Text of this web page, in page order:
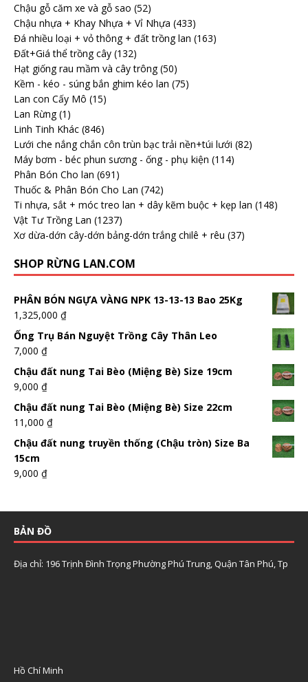
Chậu gỗ căm xe và gỗ sao (52)
Chậu nhựa + Khay Nhựa + Vỉ Nhựa (433)
Đá nhiều loại + vỏ thông + đất trồng lan (163)
Đất+Giá thể trồng cây (132)
Hạt giống rau mầm và cây trông (50)
Kềm - kéo - súng bắn ghim kéo lan (75)
Lan con Cấy Mô (15)
Lan Rừng (1)
Linh Tinh Khác (846)
Lưới che nắng chắn côn trùn bạc trải nền+túi lưới (82)
Máy bơm - béc phun sương - ống - phụ kiện (114)
Phân Bón Cho lan (691)
Thuốc & Phân Bón Cho Lan (742)
Ti nhựa, sắt + móc treo lan + dây kẽm buộc + kẹp lan (148)
Vật Tư Trồng Lan (1237)
Xơ dừa-dớn cây-dớn bảng-dớn trắng chilê + rêu (37)
SHOP RỪNG LAN.COM
PHÂN BÓN NGỰA VÀNG NPK 13-13-13 Bao 25Kg
1,325,000 ₫
Ống Trụ Bán Nguyệt Trồng Cây Thân Leo
7,000 ₫
Chậu đất nung Tai Bèo (Miệng Bè) Size 19cm
9,000 ₫
Chậu đất nung Tai Bèo (Miệng Bè) Size 22cm
11,000 ₫
Chậu đất nung truyền thống (Chậu tròn) Size Ba
15cm
9,000 ₫
BẢN ĐỒ
Địa chỉ: 196 Trịnh Đình Trọng Phường Phú Trung, Quận Tân Phú, Tp
Hồ Chí Minh